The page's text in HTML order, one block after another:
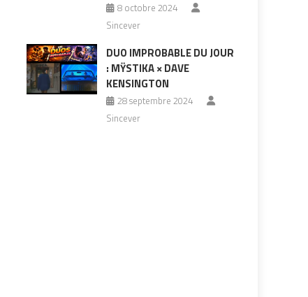
8 octobre 2024
Sincever
DUO IMPROBABLE DU JOUR
: MŸSTIKA × DAVE
KENSINGTON
28 septembre 2024
Sincever